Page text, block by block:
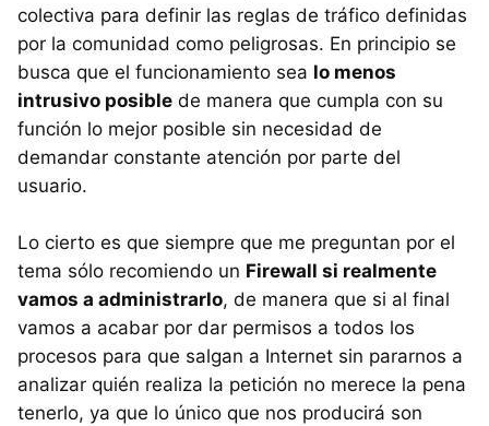
colectiva para definir las reglas de tráfico definidas
por la comunidad como peligrosas. En principio se
busca que el funcionamiento sea lo menos
intrusivo posible de manera que cumpla con su
función lo mejor posible sin necesidad de
demandar constante atención por parte del
usuario.
Lo cierto es que siempre que me preguntan por el
tema sólo recomiendo un Firewall si realmente
vamos a administrarlo, de manera que si al final
vamos a acabar por dar permisos a todos los
procesos para que salgan a Internet sin pararnos a
analizar quién realiza la petición no merece la pena
tenerlo, ya que lo único que nos producirá son